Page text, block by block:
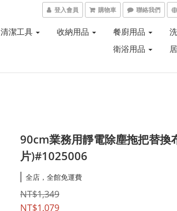
登入會員 購物車 聯絡我們
清潔工具 收納用品 餐廚用品
衛浴用品
90cm業務用靜電除塵拖把替換
片)#1025006
全店，全館免運費
NT$1,349
NT$1,079